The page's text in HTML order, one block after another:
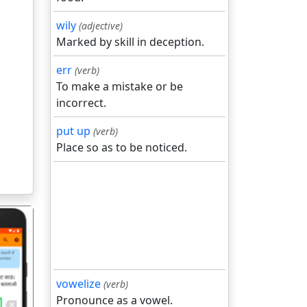
wily (adjective)
Marked by skill in deception.
err (verb)
To make a mistake or be
incorrect.
put up (verb)
Place so as to be noticed.
vowelize (verb)
Pronounce as a vowel.